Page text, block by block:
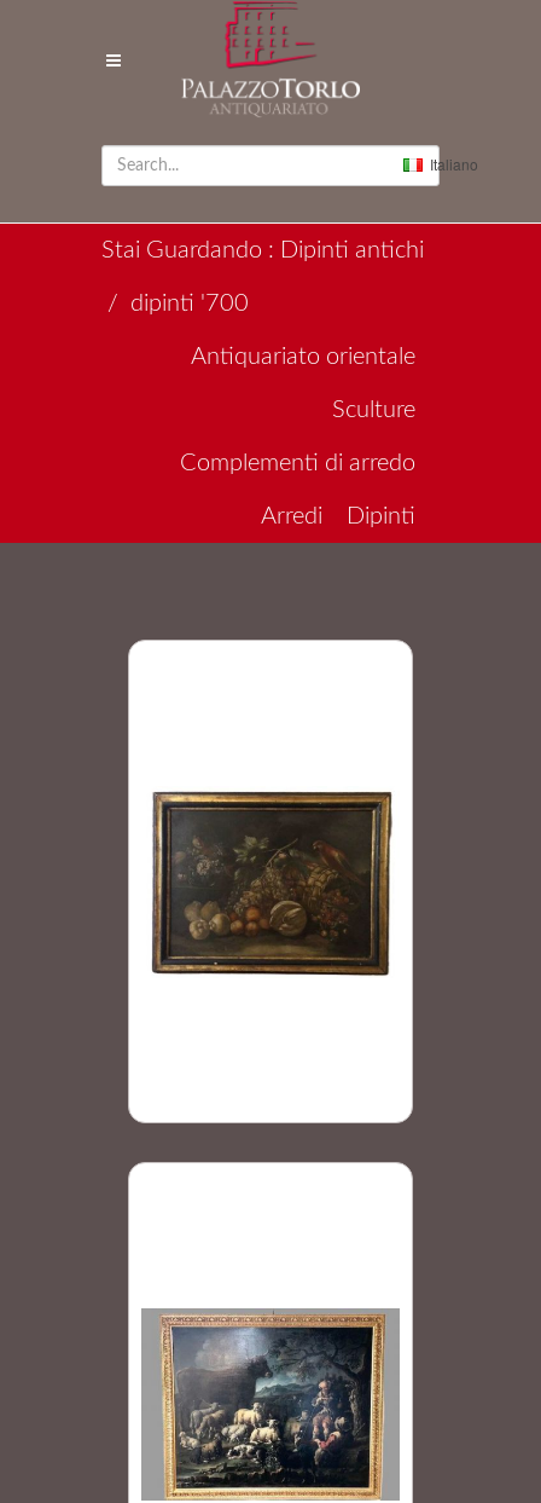
Italiano
Stai Guardando : Dipinti antichi
/ dipinti '700
Antiquariato orientale
Sculture
Complementi di arredo
Dipinti
Arredi